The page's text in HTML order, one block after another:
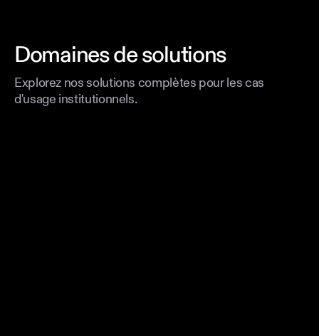
Domaines de solutions
Explorez nos solutions complètes pour les cas
d'usage institutionnels.